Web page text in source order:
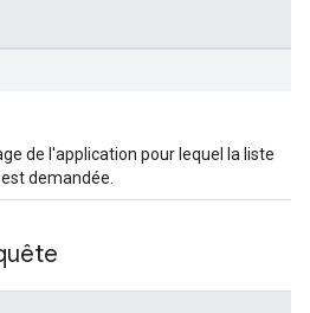
de l'application pour lequel la liste
demandée.